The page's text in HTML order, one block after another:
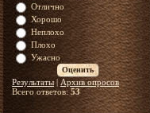
Отлично
Хорошо
Неплохо
Плохо
Ужасно
Результаты| Архив опросов
Всего ответов:53